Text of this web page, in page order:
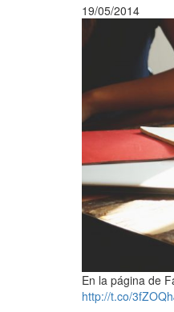
19/05/2014
En la página de
http://t.co/